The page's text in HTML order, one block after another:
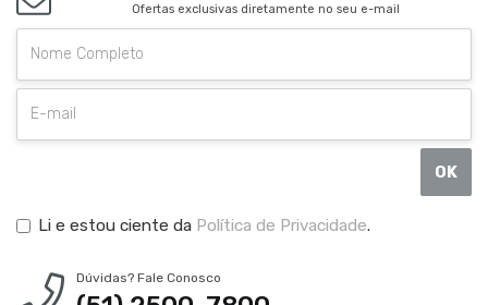
Ofertas exclusivas diretamente no seu e-mail
OK
Li e estou ciente da Política de Privacidade.
Dúvidas? Fale Conosco